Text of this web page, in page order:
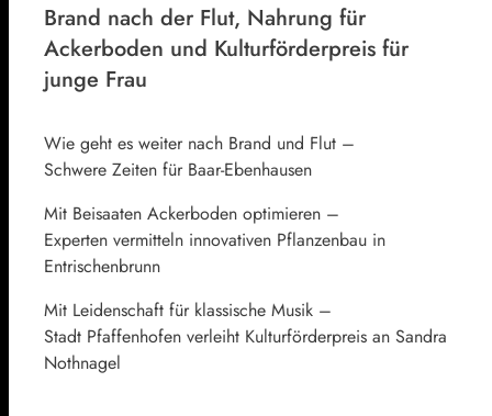
Brand nach der Flut, Nahrung für
Ackerboden und Kulturförderpreis für
junge Frau
Wie geht es weiter nach Brand und Flut –
Schwere Zeiten für Baar-Ebenhausen
Mit Beisaaten Ackerboden optimieren –
Experten vermitteln innovativen Pflanzenbau in
Entrischenbrunn
Mit Leidenschaft für klassische Musik –
Stadt Pfaffenhofen verleiht Kulturförderpreis an Sandra
Nothnagel